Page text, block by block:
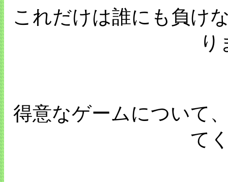
これだけは誰にも負け
り
得意なゲームについて
て